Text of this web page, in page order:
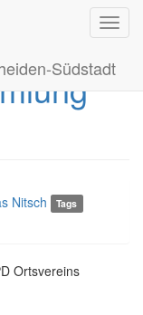
Südstadt
Nitsch Tags
Ortsvereins